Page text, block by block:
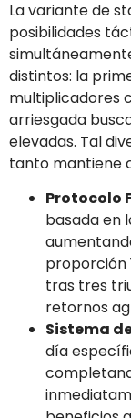
La variante de
posibilidades
distintos: la
multiplicadores
arriesgada
elevadas. Tal
tanto mantiene
Protocolo
basada en
proporción
tras tres
retornos
Sistema
día